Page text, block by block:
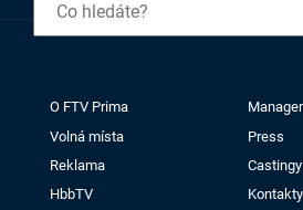
O FTV Prima
Volná místa
Press
Reklama
HbbTV
Kontakty